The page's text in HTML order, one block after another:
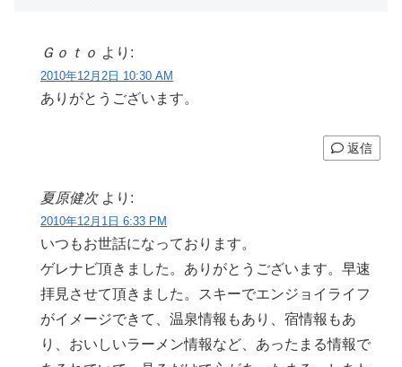
Ｇｏｔｏ より:
2010年12月2日 10:30 AM
ありがとうございます。
返信
夏原健次 より:
2010年12月1日 6:33 PM
いつもお世話になっております。
ゲレナビ頂きました。ありがとうございます。早速
拝見させて頂きました。スキーでエンジョイライフ
がイメージできて、温泉情報もあり、宿情報もあ
り、おいしいラーメン情報など、あったまる情報で